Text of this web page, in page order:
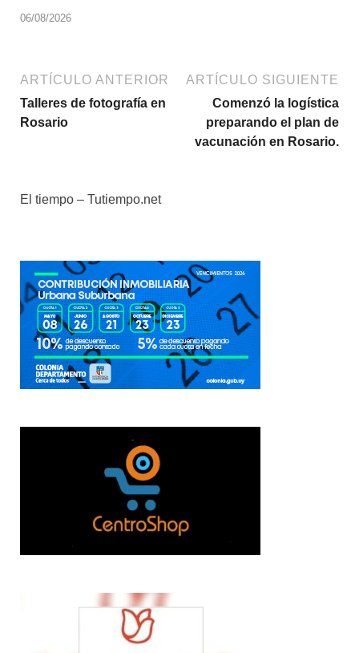
06/08/2026
ARTÍCULO ANTERIOR
Talleres de fotografía en
Rosario
ARTÍCULO SIGUIENTE
Comenzó la logística
preparando el plan de
vacunación en Rosario.
El tiempo – Tutiempo.net